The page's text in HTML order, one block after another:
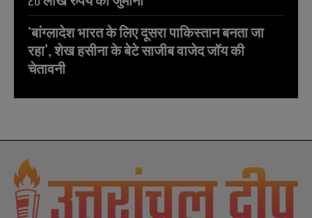
‘बांग्लादेश भारत के लिए दूसरा पाकिस्तान बनता जा
रहा’, शेख हसीना के बेटे साजीब वाजेद जॉय की
चेतावनी